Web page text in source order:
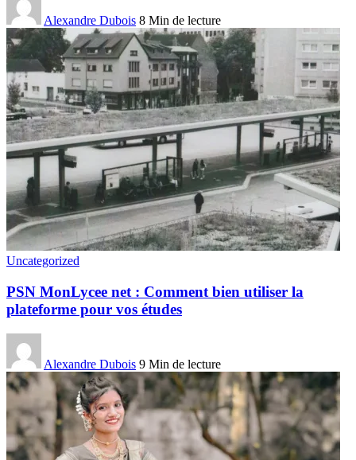
Alexandre Dubois 8 Min de lecture
Uncategorized
PSN MonLycee net : Comment bien utiliser la
plateforme pour vos études
Alexandre Dubois 9 Min de lecture